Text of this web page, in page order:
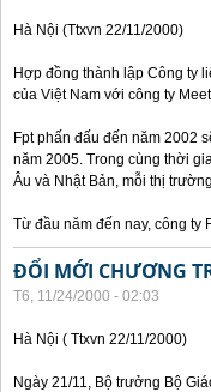
Hà Nội (Ttxvn 22/11/2000)
Hợp đồng thành lập Công ty
của Việt Nam với công ty
Fpt phấn đấu đến năm 2002
năm 2005. Trong cùng thời
Âu và Nhật Bản, mỗi thị
Từ đầu năm đến nay, công ty
ĐỔI MỚI CHƯƠNG
T6, 11/24/2000 - 02:03
Hà Nội ( Ttxvn 22/11/2000)
Ngày 21/11, Bộ trưởng Bộ